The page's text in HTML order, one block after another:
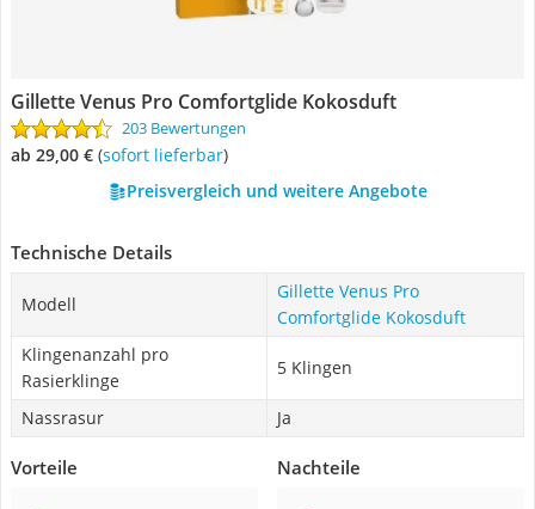
Gillette Venus Pro Comfortglide Kokosduft
203 Bewertungen
ab 29,00 € ( Sofort lieferbar)
Preisvergleich und weitere Angebote
Technische Details
Modell
Gillette Venus Pro
Comfortglide Kokosduft
Klingenanzahl pro
Rasierklinge
5 Klingen
Nassrasur Ja
Vorteile Nachteile